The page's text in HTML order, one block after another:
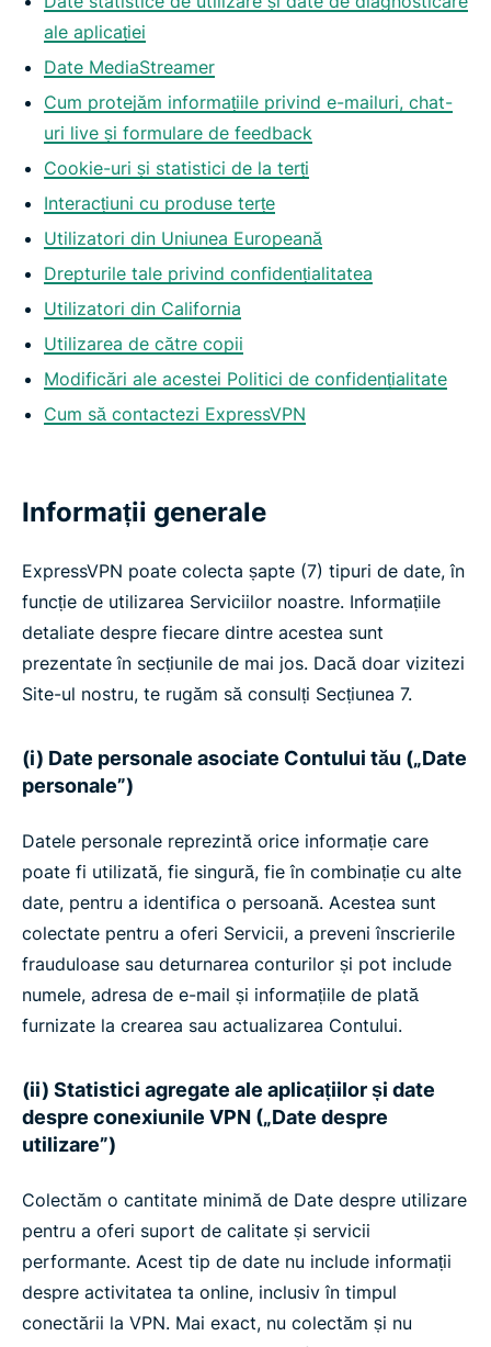
ale aplicației
Date MediaStreamer
Cum protejăm informațiile privind e-mailuri, chat-
uri live și formulare de feedback
Cookie-uri și statistici de la terți
Interacțiuni cu produse terțe
Utilizatori din Uniunea Europeană
Drepturile tale privind confidențialitatea
Utilizatori din California
Utilizarea de către copii
Modificări ale acestei Politici de confidențialitate
Cum să contactezi ExpressVPN
Informații generale
ExpressVPN poate colecta șapte (7) tipuri de date, în
funcție de utilizarea Serviciilor noastre. Informațiile
detaliate despre fiecare dintre acestea sunt
prezentate în secțiunile de mai jos. Dacă doar vizitezi
Site-ul nostru, te rugăm să consulți Secțiunea 7.
(i) Date personale asociate Contului tău („Date
personale”)
Datele personale reprezintă orice informație care
poate fi utilizată, fie singură, fie în combinație cu alte
date, pentru a identifica o persoană. Acestea sunt
colectate pentru a oferi Servicii, a preveni înscrierile
frauduloase sau deturnarea conturilor și pot include
numele, adresa de e-mail și informațiile de plată
furnizate la crearea sau actualizarea Contului.
(ii) Statistici agregate ale aplicațiilor și date
despre conexiunile VPN („Date despre
utilizare”)
Colectăm o cantitate minimă de Date despre utilizare
pentru a oferi suport de calitate și servicii
performante. Acest tip de date nu include informații
despre activitatea ta online, inclusiv în timpul
conectării la VPN. Mai exact, nu colectăm și nu